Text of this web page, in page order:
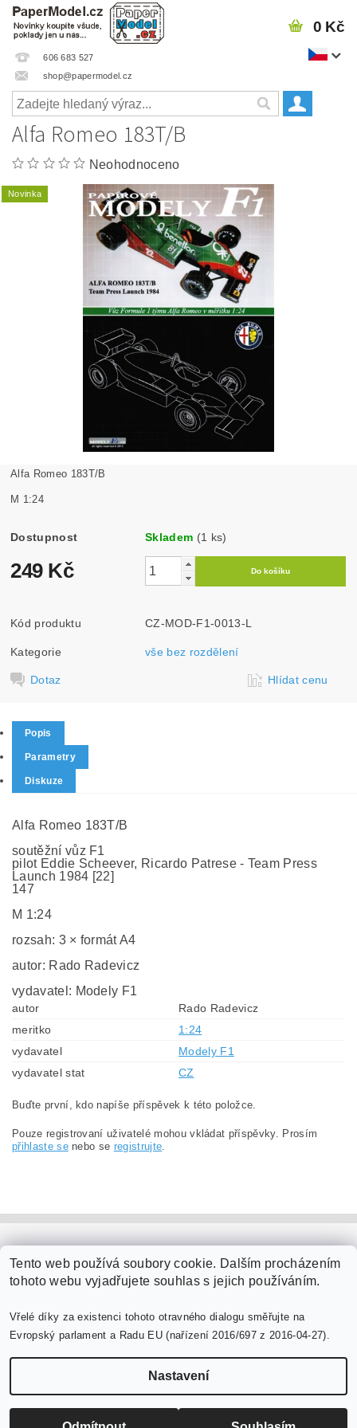
606 683 527
shop@papermodel.cz
0 Kč
Alfa Romeo 183T/B
Neohodnoceno
Novinka
Alfa Romeo 183T/B
M 1:24
Dostupnost Skladem (1 ks)
249 Kč
Kód produktu CZ-MOD-F1-0013-L
Kategorie vše bez rozdělení
Dotaz Hlídat cenu
Popis
Parametry
Diskuze
Alfa Romeo 183T/B
soutěžní vůz F1
pilot Eddie Scheever, Ricardo Patrese - Team Press
Launch 1984 [22]
147
M 1:24
rozsah: 3 × formát A4
autor: Rado Radevicz
vydavatel: Modely F1
autor
Rado Radevicz
meritko
1:24
vydavatel
Modely F1
vydavatel stat
CZ
Buďte první, kdo napíše příspěvek k této položce.
Pouze registrovaní uživatelé mohou vkládat příspěvky. Prosím
přihlaste senebo se registrujte.
Vytvořil Shoptet
Tento web používá soubory cookie. Dalším procházením
tohoto webu vyjadřujete souhlas s jejich používáním.
Vřelé díky za existenci tohoto otravného dialogu směřujte na
Evropský parlament a Radu EU (nařízení 2016/697 z 2016-04-27).
Nastavení